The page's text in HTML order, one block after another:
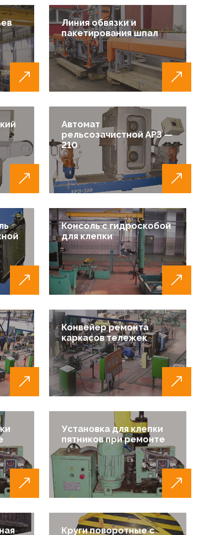
Линия обвязки и
пакетирования шпал
Автомат
рельсозачистной АРЗ —
210
Консоль с гидроскобой
для клепки
Конвейер ремонта
каркасов тележек
Установка для клепки
пятников при ремонте
Круги поворотные с